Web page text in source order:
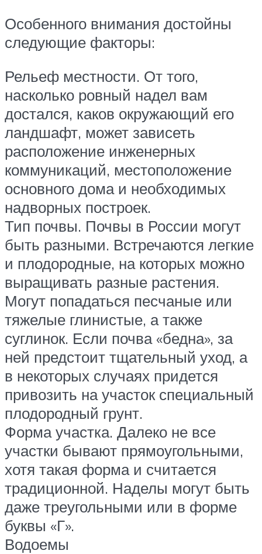
Особенного внимания достойны
следующие факторы:
Рельеф местности. От того,
насколько ровный надел вам
достался, каков окружающий его
ландшафт, может зависеть
расположение инженерных
коммуникаций, местоположение
основного дома и необходимых
надворных построек.
Тип почвы. Почвы в России могут
быть разными. Встречаются легкие
и плодородные, на которых можно
выращивать разные растения.
Могут попадаться песчаные или
тяжелые глинистые, а также
суглинок. Если почва «бедна», за
ней предстоит тщательный уход, а
в некоторых случаях придется
привозить на участок специальный
плодородный грунт.
Форма участка. Далеко не все
участки бывают прямоугольными,
хотя такая форма и считается
традиционной. Наделы могут быть
даже треугольными или в форме
буквы «Г».
Водоемы